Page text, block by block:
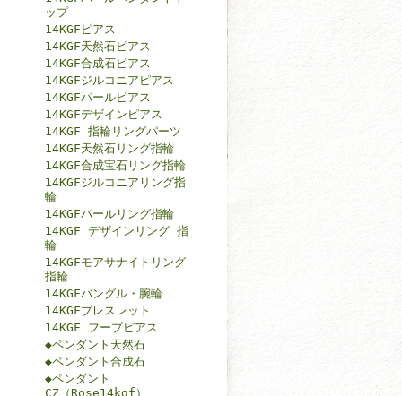
ップ
14KGFピアス
14KGF天然石ピアス
14KGF合成石ピアス
14KGFジルコニアピアス
14KGFパールピアス
14KGFデザインピアス
14KGF 指輪リングパーツ
14KGF天然石リング指輪
14KGF合成宝石リング指輪
14KGFジルコニアリング指
輪
14KGFパールリング指輪
14KGF デザインリング 指
輪
14KGFモアサナイトリング
指輪
14KGFバングル・腕輪
14KGFブレスレット
14KGF フープピアス
◆ペンダント天然石
◆ペンダント合成石
◆ペンダント
CZ（Rose14kgf）